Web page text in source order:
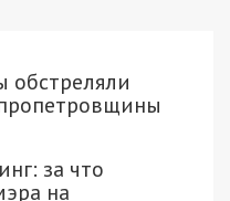
обстреляли
за что
на